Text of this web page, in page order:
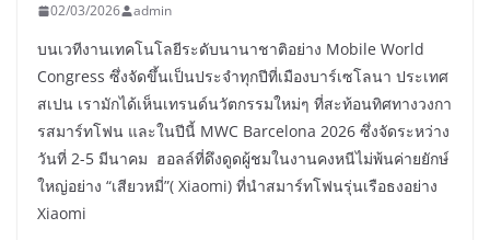
02/03/2026 admin
บนเวทีงานเทคโนโลยีระดับนานาชาติอย่าง Mobile World
Congress ซึ่งจัดขึ้นเป็นประจำทุกปีที่เมืองบาร์เซโลนา ประเทศ
สเปน เรามักได้เห็นเทรนด์นวัตกรรมใหม่ๆ ที่สะท้อนทิศทางวงกา
รสมาร์ทโฟน และในปีนี้ MWC Barcelona 2026 ซึ่งจัดระหว่าง
วันที่ 2-5 มีนาคม ฮอลล์ที่ดึงดูดผู้ชมในงานคงหนีไม่พ้นค่ายยักษ์
ใหญ่อย่าง “เสียวหมี่”( Xiaomi) ที่นำสมาร์ทโฟนรุ่นเรือธงอย่าง
Xiaomi